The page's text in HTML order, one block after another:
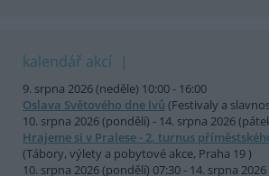
kalendář akcí
9. srpna 2026 (neděle) 10:00 - 16:00
Oslava Světového dne lvů (Festivaly a
10. srpna 2026 (pondělí) - 14. srpna 2026
Hrajeme si v Pralese - 2. turnus
(Tábory, výlety a pobytové akce, Praha 19 )
10. srpna 2026 (pondělí) 07:30 - 14. srpna